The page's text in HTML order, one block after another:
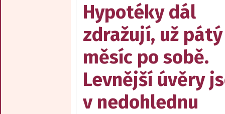
Hypotéky dál
zdražují, už pátý
měsíc po sobě.
Levnější úvěry
v nedohlednu